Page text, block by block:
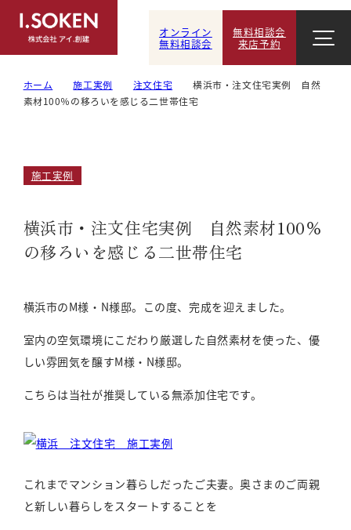
オンライン
無料相談会
無料相談会
来店予約
ホーム 施工実例 注文住宅
横浜市・注文住宅実例 自然
素材100％の移ろいを感じる二世帯住宅
施工実例
横浜市・注文住宅実例 自然素材100％
の移ろいを感じる二世帯住宅
横浜市のM様・N様邸。この度、完成を迎えました。
室内の空気環境にこだわり厳選した自然素材を使った、優
しい雰囲気を醸すM様・N様邸。
こちらは当社が推奨している無添加住宅です。
これまでマンション暮らしだったご夫妻。奥さまのご両親
と新しい暮らしをスタートすることを